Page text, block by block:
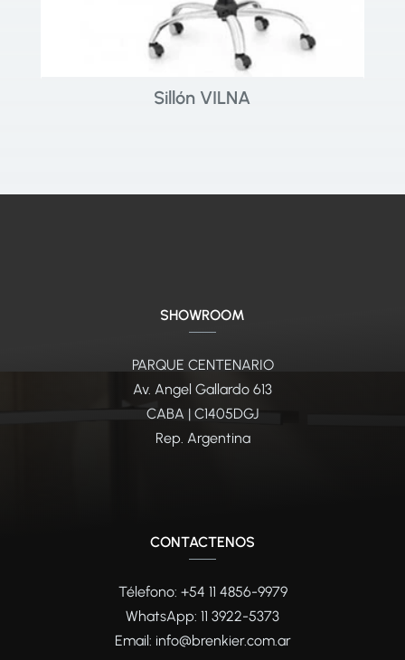
Sillón VILNA
SHOWROOM
PARQUE CENTENARIO
Av. Angel Gallardo 613
CABA | C1405DGJ
Rep. Argentina
CONTACTENOS
Télefono: +54 11 4856-9979
WhatsApp: 11 3922-5373
Email: info@brenkier.com.ar